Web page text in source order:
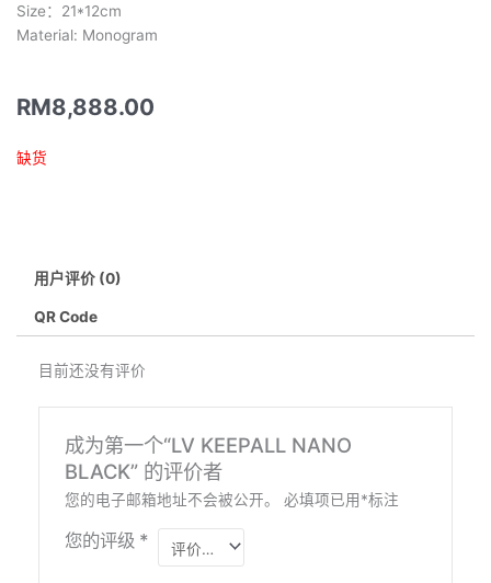
Size：21*12cm
Material: Monogram
RM8,888.00
缺货
用户评价 (0)
QR Code
目前还没有评价
成为第一个“LV KEEPALL NANO
BLACK” 的评价者
您的电子邮箱地址不会被公开。 必填项已用 *标注
您的评级 *